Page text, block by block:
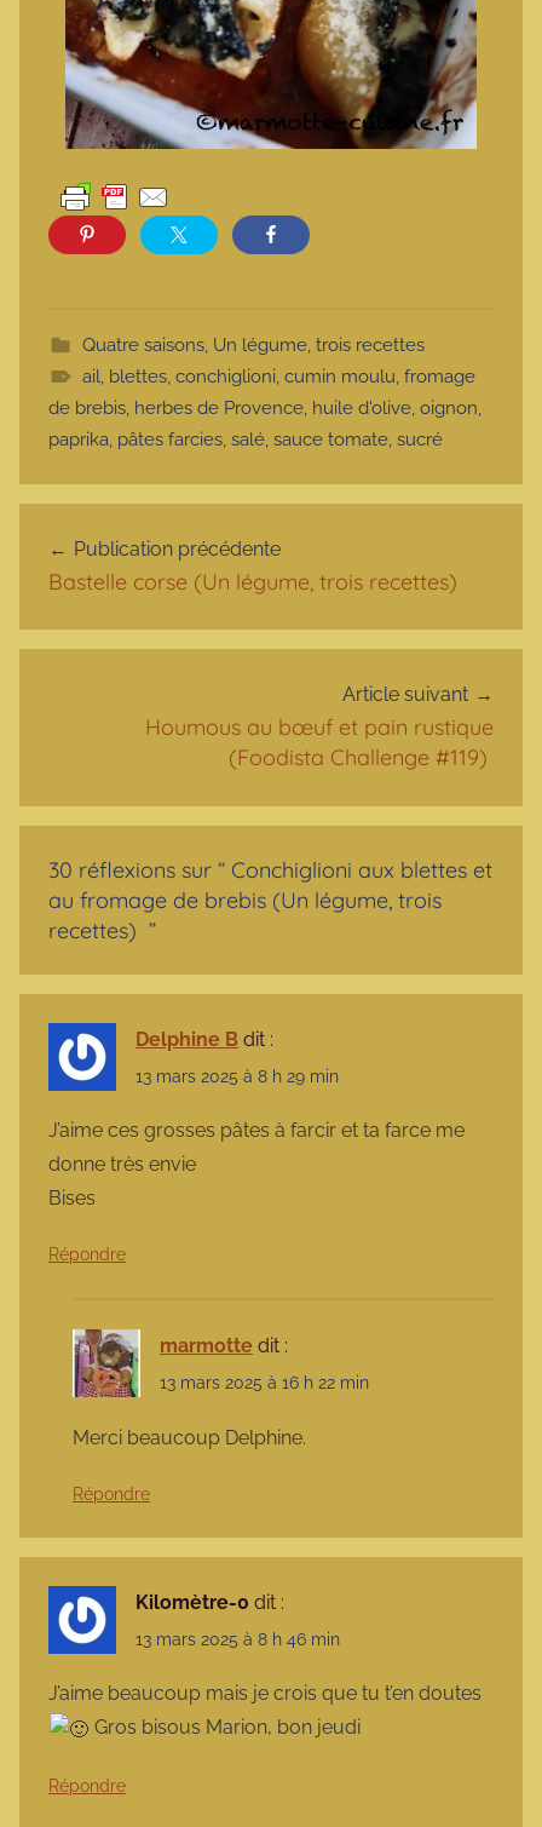
Quatre saisons, Un légume, trois recettes
ail, blettes, conchiglioni, cumin moulu, fromage
de brebis, herbes de Provence, huile d'olive, oignon,
paprika, pâtes farcies, salé, sauce tomate, sucré
Publication précédente
Bastelle corse (Un légume, trois recettes)
Article suivant
Houmous au bœuf et pain rustique
(Foodista Challenge #119)
30 réflexions sur “ Conchiglioni aux blettes et
au fromage de brebis (Un légume, trois
recettes) ”
Delphine B dit :
13 mars 2025 à 8 h 29 min
J’aime ces grosses pâtes à farcir et ta farce me
donne très envie
Bises
Répondre
marmotte dit :
13 mars 2025 à 16 h 22 min
Merci beaucoup Delphine.
Répondre
Kilomètre-0 dit :
13 mars 2025 à 8 h 46 min
J’aime beaucoup mais je crois que tu t’en doutes
Gros bisous Marion, bon jeudi
Répondre